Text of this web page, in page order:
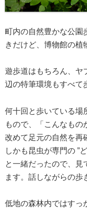
町内の自然豊かな公
きだけど、博物館の植
遊歩道はもちろん、ヤ
辺の特筆環境もすべ
何十回と歩いている場
もので、「こんなもの
改めて足元の自然を再
しかも昆虫が専門の ”
と一緒だったので、見
ます。話しながらの歩
低地の森林内ではすっ